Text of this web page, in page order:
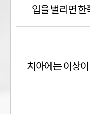
입을 벌리면
치아에는 이상